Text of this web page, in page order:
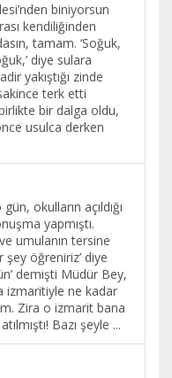
biniyorsun
kendiliğinden
tamam. ‘Soğuk,
diye sulara
yakıştığı zinde
terk etti
bir dalga oldu,
usulca derken
okulların açıldığı
yapmıştı.
umulanın tersine
şey öğreniriz’ diye
demişti Müdür Bey,
izmaritiyle ne kadar
Zira o izmarit bana
Bazı şeyle ...